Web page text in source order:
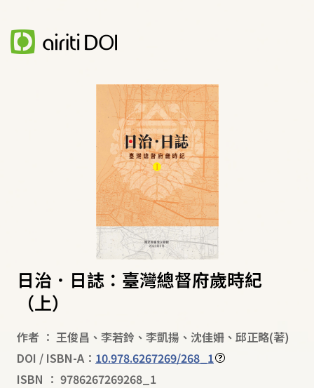
日治．日誌：臺灣總督府歲時紀
（上）
作者 ： 王俊昌 、 李若鈴 、 李凱揚 、 沈佳姍 、 邱正略(著)
DOI / ISBN-A： 10.978.6267269/268_1
ISBN ： 9786267269268_1